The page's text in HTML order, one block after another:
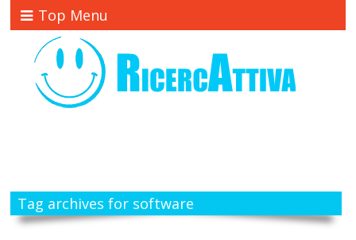
Top Menu
Tag archives for software